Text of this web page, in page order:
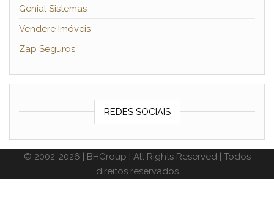
Genial Sistemas
Vendere Imóveis
Zap Seguros
REDES SOCIAIS
© 2002-2026 | BHGroup | All Rights Reserved | Todos
direitos reservados